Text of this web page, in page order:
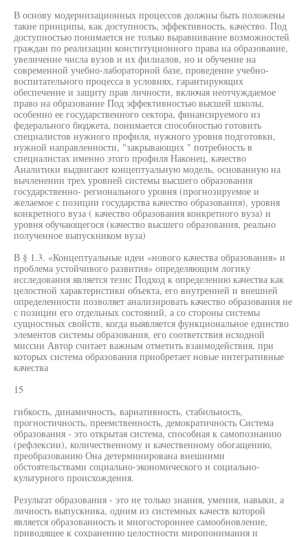
В основу модернизационных процессов должны быть положены
такие принципы, как доступность, эффективность, качество. Под
доступностью понимается не только выравнивание возможностей
граждан по реализации конституционного права на образование,
увеличение числа вузов и их филиалов, но и обучение на
современной учебно-лабораторной базе, проведение учебно-
воспитательного процесса в условиях, гарантирующих
обеспечение и защиту прав личности, включая неотчуждаемое
право на образование Под эффективностью высшей школы,
особенно ее государственного сектора, финансируемого из
федерального бюджета, понимается способностью готовить
специалистов нужного профиля, нужного уровня подготовки,
нужной направленности, "закрывающих " потребность в
специалистах именно этого профиля Наконец, качество
Аналитики выдвигают концептуальную модель, основанную на
вычленении трех уровней системы высшего образования
государственно- регионального уровня (прогнозируемое и
желаемое с позиции государства качество образования), уровня
конкретного вуза ( качество образования конкретного вуза) и
уровня обучающегося (качество высшего образования, реально
полученное выпускником вуза)
В § 1.3. «Концептуальные идеи «нового качества образования» и
проблема устойчивого развития» определяющим логику
исследования является тезис Подход к определению качества как
целостной характеристики объекта, его внутренней и внешней
определенности позволяет анализировать качество образования не
с позиции его отдельных состояний, а со стороны системы
сущностных свойств, когда выявляется функциональное единство
элементов системы образования, его соответствия исходной
миссии Автор считает важным отметить взаимодействия, при
которых система образования приобретает новые интегративные
качества
15
гибкость, динамичность, вариативность, стабильность,
прогностичность, преемственность, демократичность Система
образования - это открытая система, способная к самопознанию
(рефлексии), количественному и качественному обогащению,
преобразованию Она детерминирована внешними
обстоятельствами социально-экономического и социально-
культурного происхождения.
Результат образования - это не только знания, умения, навыки, а
личность выпускника, одним из системных качеств которой
является образованность и многостороннее самообновление,
приводящее к сохранению целостности миропонимания и